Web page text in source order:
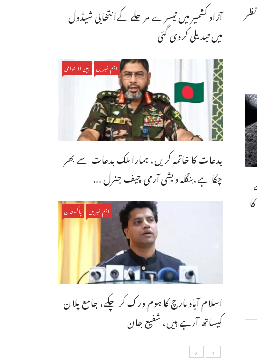
آزاد کشمیر میں تیسرے مرحلے کےانتخابی شیڈول
میں تبدیلی کردی گئی
اہم خبریں بین الاقوامی
بدعات کا خاتمہ کریں، ہمارا ملک بدعات سے بھر
چکا ہے،بنگله دیشی آرمی چیف جنرل ...
اہم خبریں پاکستان
اسلام آباد مارچ کا ہوم ورک کر چکے، جامع پلان
کیساتھ آرہے ہیں، شفیع جان